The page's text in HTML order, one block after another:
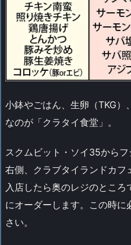
小鉢やごはん、生卵（TKG）
なのが「クラタイ食堂」。
スクムビット・ソイ35から
右側、クラブタイランドカフ
入店したら奥のレジのとこ
にオーダーします。この時
さい。